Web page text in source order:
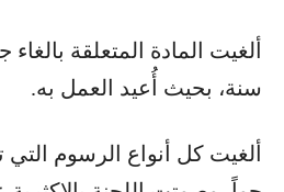
ألغيت المادة المتعلقة
سنة، بحيث أُعيد العمل به.
ألغيت كل أنواع الرسوم